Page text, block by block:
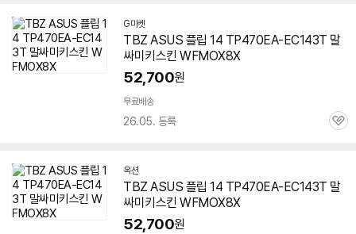
G마켓
TBZ ASUS 플립 14 TP470EA-EC143T 말
싸미키스킨 WFMOX8X
52,700원
무료배송
26.05. 등록
관
옥션
TBZ ASUS 플립 14 TP470EA-EC143T 말
싸미키스킨 WFMOX8X
52,700원